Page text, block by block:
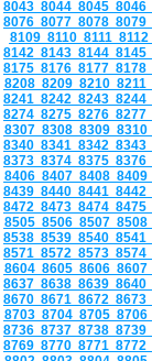
8043 8044 8045 8046
8076 8077 8078 8079
8109 8110 8111 8112
8142 8143 8144 8145
8175 8176 8177 8178
8208 8209 8210 8211
8241 8242 8243 8244
8274 8275 8276 8277
8307 8308 8309 8310
8340 8341 8342 8343
8373 8374 8375 8376
8406 8407 8408 8409
8439 8440 8441 8442
8472 8473 8474 8475
8505 8506 8507 8508
8538 8539 8540 8541
8571 8572 8573 8574
8604 8605 8606 8607
8637 8638 8639 8640
8670 8671 8672 8673
8703 8704 8705 8706
8736 8737 8738 8739
8769 8770 8771 8772